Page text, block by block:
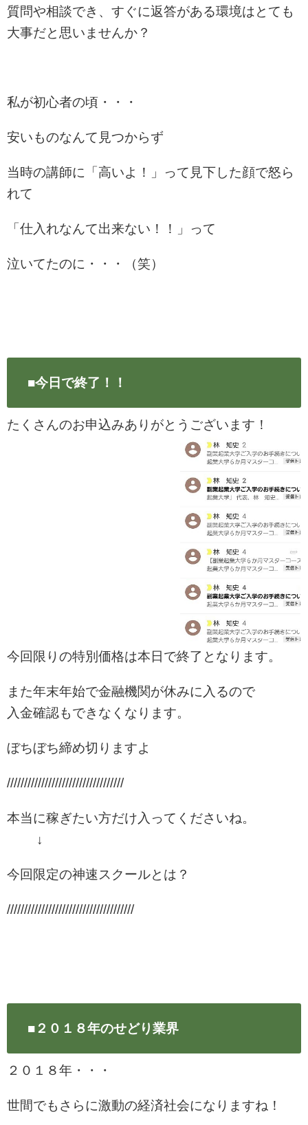
質問や相談でき、すぐに返答がある環境はとても
大事だと思いませんか？
私が初心者の頃・・・
安いものなんて見つからず
当時の講師に「高いよ！」って見下した顔で怒ら
れて
「仕入れなんて出来ない！！」って
泣いてたのに・・・（笑）
■今日で終了！！
たくさんのお申込みありがとうございます！
今回限りの特別価格は本日で終了となります。
また年末年始で金融機関が休みに入るので
入金確認もできなくなります。
ぼちぼち締め切りますよ
//////////////////////////////////
本当に稼ぎたい方だけ入ってくださいね。
↓
今回限定の神速スクールとは？
/////////////////////////////////////
■２０１８年のせどり業界
２０１８年・・・
世間でもさらに激動の経済社会になりますね！